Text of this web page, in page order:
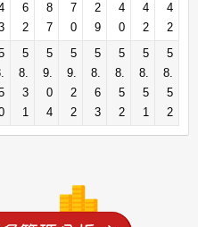
6
2
8
7
7
0
2
9
4
0
4
2
4
2
5
8.
3
1
5
9.
0
4
5
9.
2
2
5
8.
6
3
5
8.
5
2
5
8.
5
1
5
8.
5
2